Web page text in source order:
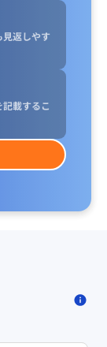
見返しやす
載するこ